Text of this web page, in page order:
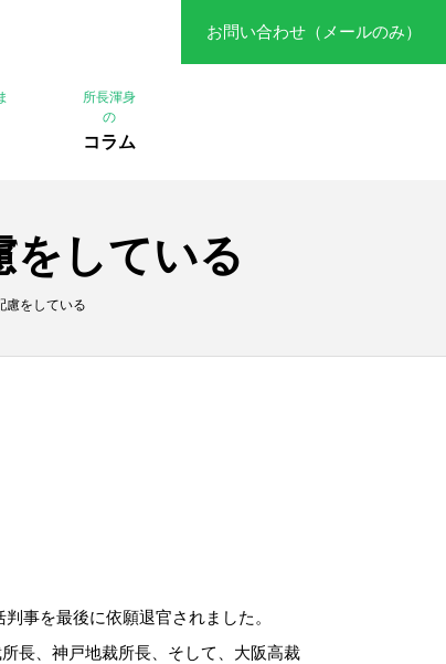
お問い合わせ（メールのみ）
所長渾身
の
コラム
をしている
慮をしている
事を最後に依願退官されました。
長、神戸地裁所長、そして、大阪高裁